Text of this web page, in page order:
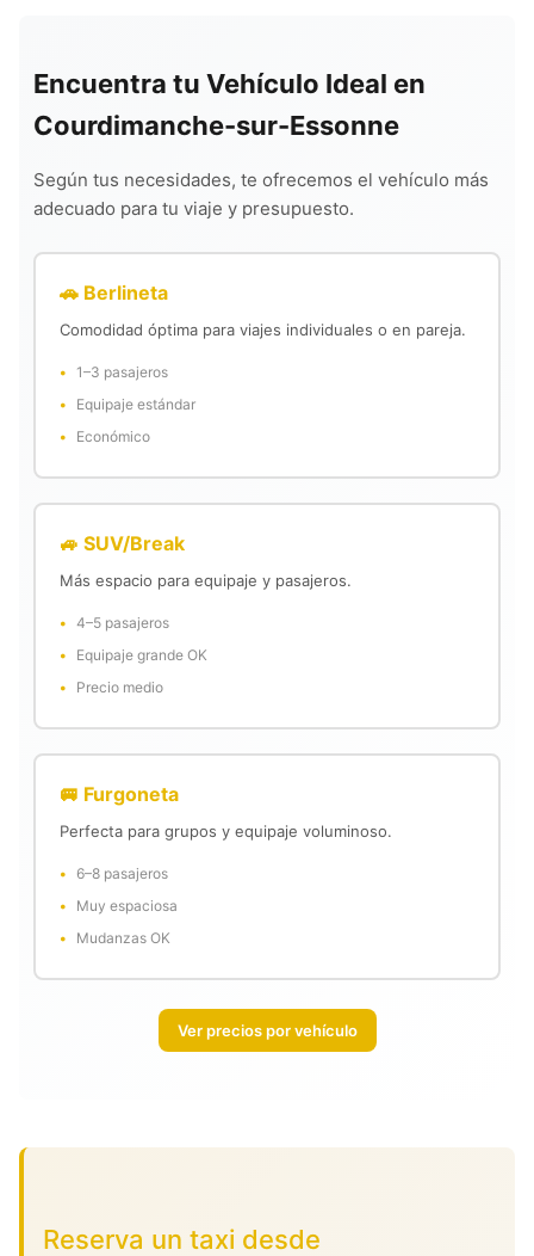
Encuentra tu Vehículo Ideal en
Courdimanche-sur-Essonne
Según tus necesidades, te ofrecemos el vehículo más
adecuado para tu viaje y presupuesto.
🚗 Berlineta
Comodidad óptima para viajes individuales o en pareja.
1–3 pasajeros
Equipaje estándar
Económico
🚙 SUV/Break
Más espacio para equipaje y pasajeros.
4–5 pasajeros
Equipaje grande OK
Precio medio
🚐 Furgoneta
Perfecta para grupos y equipaje voluminoso.
6–8 pasajeros
Muy espaciosa
Mudanzas OK
Ver precios por vehículo
Reserva un taxi desde